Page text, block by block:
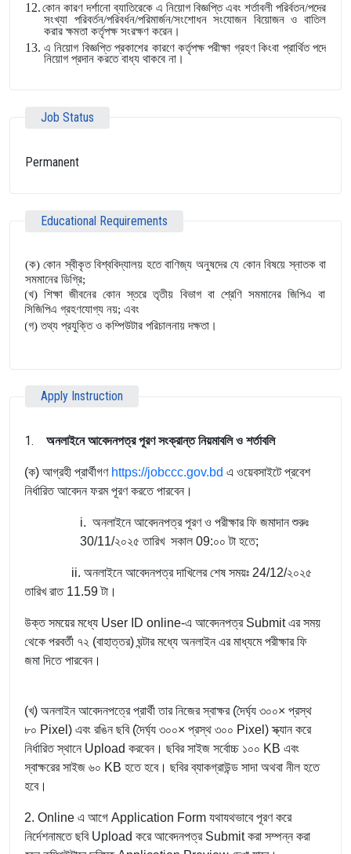
12.কোন কারণ দর্শানো ব্যাতিরেকে এ নিয়োগ বিজ্ঞপ্তি এবং শর্তাবলী পরির্বতন/পদের
সংখ্যা পরিবর্তন/পরিবর্ধন/পরিমার্জন/সংশোধন সংযোজন বিয়োজন ও বাতিল
করার ক্ষমতা কর্তৃপক্ষ সংরক্ষণ করেন।
13. এ নিয়োগ বিজ্ঞপ্তি প্রকাশের কারণে কর্তৃপক্ষ পরীক্ষা গ্রহণ কিংবা প্রার্থিত পদে
নিয়োগ প্রদান করতে বাধ্য থাকবে না।
Job Status
Permanent
Educational Requirements
(ক) কোন স্বীকৃত বিশ্ববিদ্যালয় হতে বাণিজ্য অনুষদের যে কোন বিষয়ে স্নাতক বা
সমমানের ডিগ্রি;
(খ) শিক্ষা জীবনের কোন স্তরে তৃতীয় বিভাগ বা শ্রেণি সমমানের জিপিএ বা
সিজিপিএ গ্রহণযোগ্য নয়; এবং
(গ) তথ্য প্রযুক্তি ও কম্পিউটার পরিচালনায় দক্ষতা।
Apply Instruction
1. অনলাইনে আবেদনপত্র পূরণ সংক্রান্ত নিয়মাবলি ও শর্তাবলি
(ক) আগ্রহী প্রার্থীগণ https://jobccc.gov.bd এ ওয়েবসাইটে প্রবেশ
নির্ধারিত আবেদন ফরম পূরণ করতে পারবেন।
i. অনলাইনে আবেদনপত্র পূরণ ও পরীক্ষার ফি জমাদান শুরুঃ
30/11/২০২৫ তারিখ সকাল 09:০০ টা হতে;
ii. অনলাইনে আবেদনপত্র দাখিলের শেষ সময়ঃ 24/12/২০২৫
তারিখ রাত 11.59 টা।
উক্ত সময়ের মধ্যে User ID online-এ আবেদনপত্র Submit এর সময়
থেকে পরবর্তী ৭২ (বাহাত্তর) ঘন্টার মধ্যে অনলাইন এর মাধ্যমে পরীক্ষার ফি
জমা দিতে পারবেন।
(খ) অনলাইন আবেদনপত্রে প্রার্থী তার নিজের স্বাক্ষর (দৈর্ঘ্য ৩০০× প্রস্থ
৮০ Pixel) এবং রঙিন ছবি (দৈর্ঘ্য ৩০০× প্রস্থ ৩০০ Pixel) স্ক্যান করে
নির্ধারিত স্থানে Upload করবেন। ছবির সাইজ সর্বোচ্চ ১০০ KB এবং
স্বাক্ষরের সাইজ ৬০ KB হতে হবে। ছবির ব্যাকগ্রাউন্ড সাদা অথবা নীল হতে
হবে।
2. Online এ আগে Application Form যথাযথভাবে পূরণ করে
নির্দেশনামতে ছবি Upload করে আবেদনপত্র Submit করা সম্পন্ন করা